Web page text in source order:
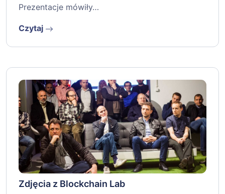
Prezentacje mówiły…
Czytaj
Zdjęcia z Blockchain Lab